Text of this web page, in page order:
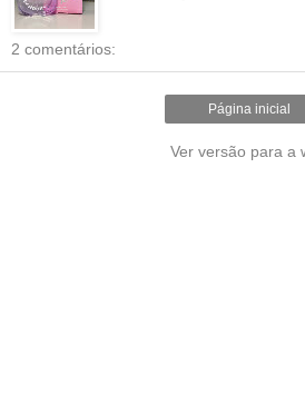
2 comentários:
Página inicial
Ver versão para a